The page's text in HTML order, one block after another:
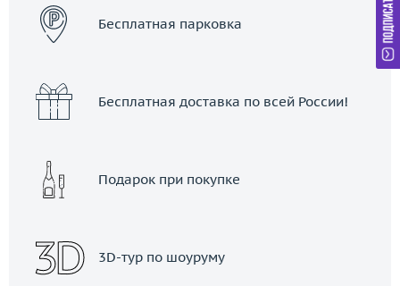
Бесплатная парковка
Бесплатная доставка по всей России!
Подарок при покупке
3D-тур по шоуруму